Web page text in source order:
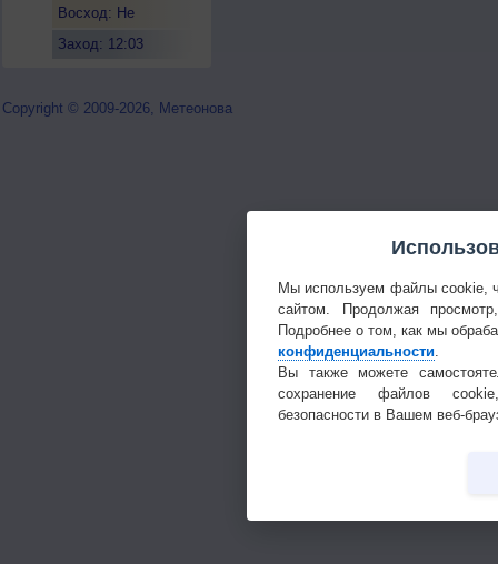
Восход: Не
Заход: 12:03
Copyright © 2009-2026, Метеонова
Мы используем файлы cookie,
сайтом. Продолжая
Подробнее о том, как мы
конфиденциальности.
Вы также можете
сохранение файлов
безопасности в Вашем веб-